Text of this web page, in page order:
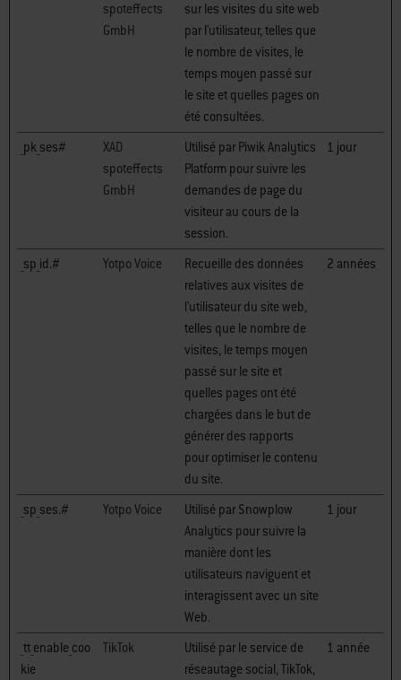
spoteffects
GmbH
sur les visites du site web
par l'utilisateur, telles que
le nombre de visites, le
temps moyen passé sur
le site et quelles pages on
été consultées.
_pk_ses#
XAD
spoteffects
GmbH
Utilisé par Piwik Analytics
Platform pour suivre les
demandes de page du
visiteur au cours de la
session.
1 jour
_sp_id.# Yotpo Voice
Recueille des données
relatives aux visites de
l'utilisateur du site web,
telles que le nombre de
visites, le temps moyen
passé sur le site et
quelles pages ont été
chargées dans le but de
générer des rapports
pour optimiser le contenu
du site.
2 années
_sp_ses.# Yotpo Voice
Utilisé par Snowplow
Analytics pour suivre la
manière dont les
utilisateurs naviguent et
interagissent avec un site
Web.
1 jour
_tt_enable_coo
kie
TikTok
Utilisé par le service de
réseautage social, TikTok,
1 année